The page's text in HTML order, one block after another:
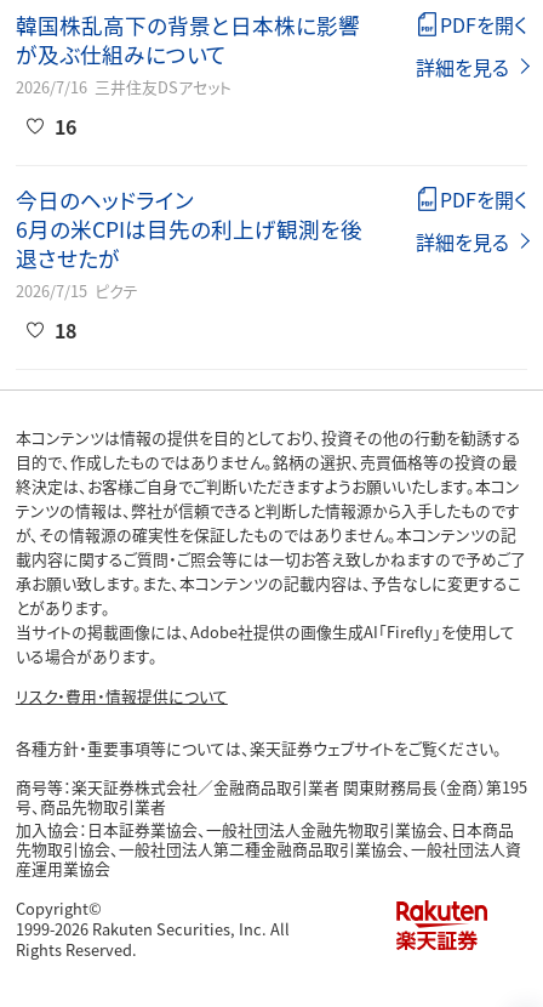
韓国株乱高下の背景と日本株に影響
が及ぶ仕組みについて
2026/7/16 三井住友DSアセット
16
PDFを開く
詳細を見る
今日のヘッドライン
6月の米CPIは目先の利上げ観測を後
退させたが
2026/7/15 ピクテ
18
PDFを開く
詳細を見る
本コンテンツは情報の提供を目的としており、投資その他の行動を勧誘する
目的で、作成したものではありません。銘柄の選択、売買価格等の投資の最
終決定は、お客様ご自身でご判断いただきますようお願いいたします。本コン
テンツの情報は、弊社が信頼できると判断した情報源から入手したものです
が、その情報源の確実性を保証したものではありません。本コンテンツの記
載内容に関するご質問・ご照会等には一切お答え致しかねますので予めご了
承お願い致します。また、本コンテンツの記載内容は、予告なしに変更するこ
とがあります。
当サイトの掲載画像には、Adobe社提供の画像生成AI「Firefly」を使用して
いる場合があります。
リスク・費用・情報提供について
各種方針・重要事項等については、楽天証券ウェブサイトをご覧ください。
商号等：楽天証券株式会社／金融商品取引業者 関東財務局長（金商）第195
号、商品先物取引業者
加入協会：日本証券業協会、一般社団法人金融先物取引業協会、日本商品
先物取引協会、一般社団法人第二種金融商品取引業協会、一般社団法人資
産運用業協会
Copyright©
1999-2026 Rakuten Securities, Inc. All
Rights Reserved.